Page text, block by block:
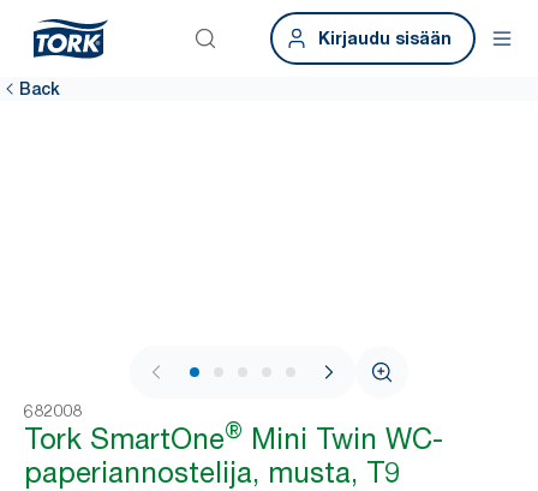
Kirjaudu sisään
Back
1 / 8
682008
Tork SmartOne® Mini Twin WC-
paperiannostelija, musta, T9